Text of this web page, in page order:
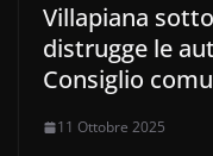
Villapiana
distrugge le
Consiglio
11 Ottobre 2025